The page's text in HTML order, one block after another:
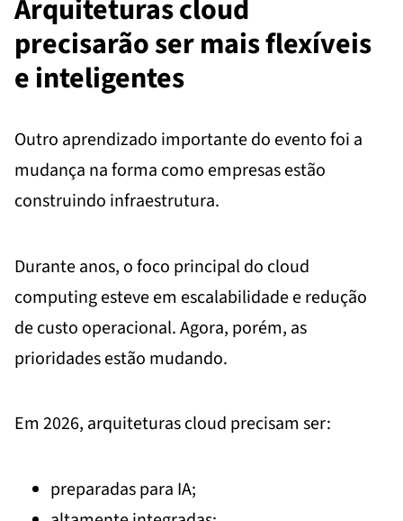
Arquiteturas cloud
precisarão ser mais flexíveis
e inteligentes
Outro aprendizado importante do evento foi a
mudança na forma como empresas estão
construindo infraestrutura.
Durante anos, o foco principal do cloud
computing esteve em escalabilidade e redução
de custo operacional. Agora, porém, as
prioridades estão mudando.
Em 2026, arquiteturas cloud precisam ser:
preparadas para IA;